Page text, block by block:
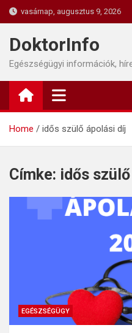
Skip
to
content
vasárnap, augusztus 9, 2026
DoktorInfo
Egészségügyi információk,
Home idős szülő ápolási díj
Címke: idős
EGÉSZSÉGÜGY